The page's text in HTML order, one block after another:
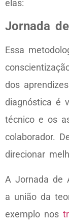
elas:
Jornada
Essa
dos
diagnóstica é
técnico e os
colaborador.
direcionar
A Jornada de
a união da
exemplo nos